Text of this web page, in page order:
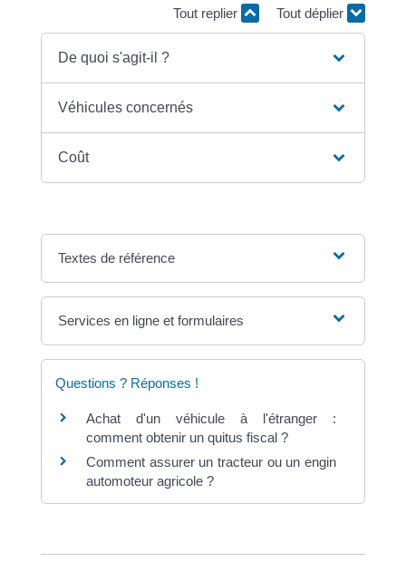
Tout replier Tout déplier
De quoi s'agit-il ?
Véhicules concernés
Coût
Textes de référence
Services en ligne et formulaires
Questions ? Réponses !
Achat d'un véhicule à l'étranger :
comment obtenir un quitus fiscal ?
Comment assurer un tracteur ou un engin
automoteur agricole ?